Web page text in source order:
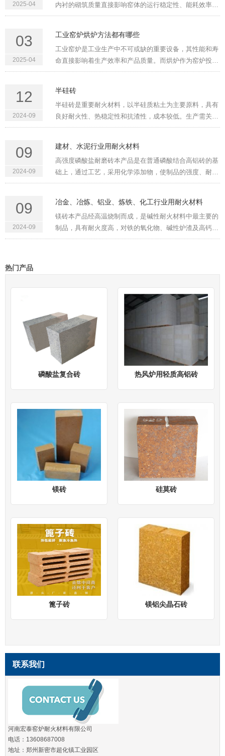
2025-04
内衬的砌筑质量直接影响窑体的运行稳定性、能耗效率及
维护成本。内衬长期处于高温、物料磨损、化学侵蚀等复
至停产检修等问题。···
03
2025-04
工业窑炉烘炉方法都有哪些
工业窑炉是工业生产中不可或缺的重要设备，其性能和寿
命直接影响着生产效率和产品质量。而烘炉作为窑炉投入
使用前的关键步骤，对窑炉的性能和使用寿命有着至关重
的水分，避免窑炉在···
12
2024-09
半硅砖
半硅砖是重要耐火材料，以半硅质粘土为主要原料，具有
良好耐火性、热稳定性和抗渣性，成本较低。生产需关注
原料选择、制备工艺、高温烧结和质量控制。广泛应用于
与特性二氧化硅和氧···
09
2024-09
建材、水泥行业用耐火材料
高强度磷酸盐耐磨砖本产品是在普通磷酸结合高铝砖的基
础上，通过工艺，采用化学添加物，使制品的强度、耐磨
性及荷重软化温度均大幅度提高，其高温性能和抗热震性
术鉴定，一九九三年···
09
2024-09
冶金、冶炼、铝业、炼铁、化工行业用耐火材料
镁砖本产品经高温烧制而成，是碱性耐火材料中最主要的
制品，具有耐火度高，对铁的氧化物、碱性炉渣及高钙熔
剂具有良好的抗侵蚀性等特点，在冶金窑炉中应用广泛。
热门产品
磷酸盐复合砖 热风炉用轻质高铝砖
镁砖 硅莫砖
篦子砖 镁铝尖晶石砖
联系我们
河南宏泰窑炉耐火材料有限公司
电话：13608687008
地址：郑州新密市超化镇工业园区